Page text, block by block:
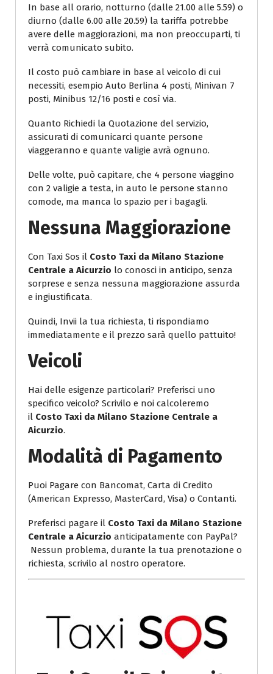
In base all orario, notturno (dalle 21.00 alle 5.59) o
diurno (dalle 6.00 alle 20.59) la tariffa potrebbe
avere delle maggiorazioni, ma non preoccuparti, ti
verrà comunicato subito.
Il costo può cambiare in base al veicolo di cui
necessiti, esempio Auto Berlina 4 posti, Minivan 7
posti, Minibus 12/16 posti e così via.
Quanto Richiedi la Quotazione del servizio,
assicurati di comunicarci quante persone
viaggeranno e quante valigie avrà ognuno.
Delle volte, può capitare, che 4 persone viaggino
con 2 valigie a testa, in auto le persone stanno
comode, ma manca lo spazio per i bagagli.
Nessuna Maggiorazione
Con Taxi Sos il Costo Taxi da Milano Stazione
Centrale a Aicurzio lo conosci in anticipo, senza
sorprese e senza nessuna maggiorazione assurda
e ingiustificata.
Quindi, Invii la tua richiesta, ti rispondiamo
immediatamente e il prezzo sarà quello pattuito!
Veicoli
Hai delle esigenze particolari? Preferisci uno
specifico veicolo? Scrivilo e noi calcoleremo
il Costo Taxi da Milano Stazione Centrale a
Aicurzio.
Modalità di Pagamento
Puoi Pagare con Bancomat, Carta di Credito
(American Expresso, MasterCard, Visa) o Contanti.
Preferisci pagare il Costo Taxi da Milano Stazione
Centrale a Aicurzio anticipatamente con PayPal?
Nessun problema, durante la tua prenotazione o
richiesta, scrivilo al nostro operatore.